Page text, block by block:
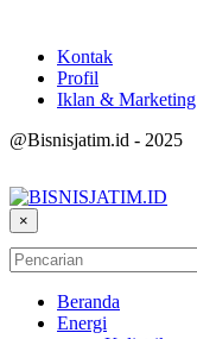
Kontak
Profil
Iklan & Marketing
@Bisnisjatim.id - 2025
×
Beranda
Energi